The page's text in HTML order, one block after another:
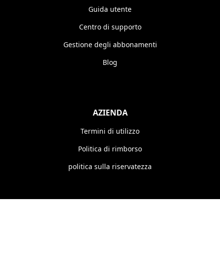
Guida utente
Centro di supporto
Gestione degli abbonamenti
Blog
AZIENDA
Termini di utilizzo
Politica di rimborso
politica sulla riservatezza